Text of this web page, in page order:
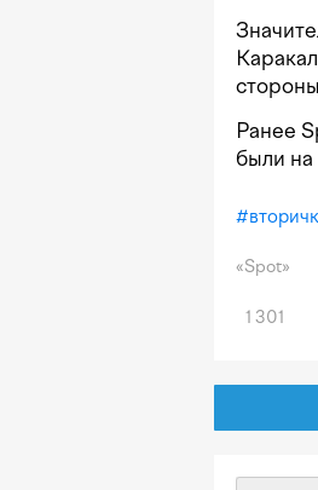
Ранее
были
#
«Spot»
1 301